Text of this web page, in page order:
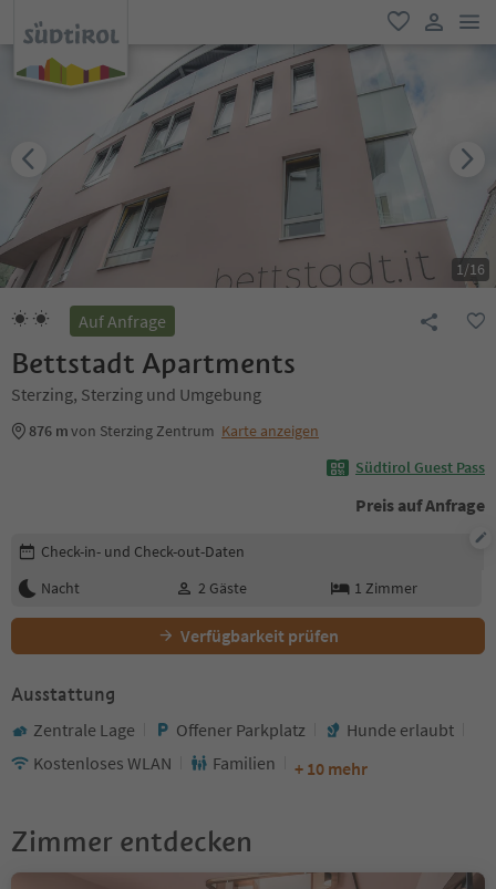
favorit
user link
1/16
Auf Anfrage
Bettstadt Apartments
Sterzing, Sterzing und Umgebung
876 mvon Sterzing Zentrum Karte anzeigen
Südtirol Guest Pass
Preis auf Anfrage
Buchungsdetails bearbeiten
Check-in- und Check-out-Daten
Nacht
2 Gäste 1 Zimmer
Verfügbarkeit prüfen
Ausstattung
Zentrale Lage Offener Parkplatz
Hunde erlaubt
Kostenloses WLAN
Familien + 10 mehr
Zimmer entdecken